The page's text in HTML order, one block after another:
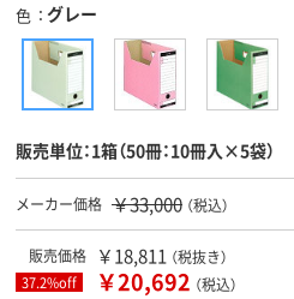
色 グレー
販売単位：1箱（50冊：10冊入×5袋）
メーカー価格 ￥33,000 （税込）
販売価格 ￥18,811 （税抜き）
37.2%off ￥20,692 （税込）